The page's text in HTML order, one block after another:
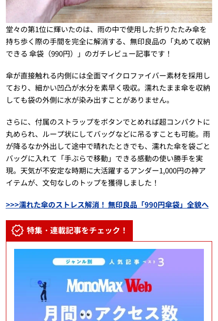
堂々の第1位に輝いたのは、雨の中で使用した折りたたみ傘を
持ち歩く際の手間を完全に解消する、無印良品の「丸めて収納
できる 傘袋（990円）」のガチレビュー記事です！
傘が直接触れる内側には全面マイクロファイバー素材を採用し
ており、細かい凹凸が水分を素早く吸収。濡れたまま傘を収納
しても袋の外側に水が染み出すことがありません。
さらに、付属のストラップをボタンでとめれば超コンパクトに
丸められ、ループ状にしてバッグなどに吊るすことも可能。雨
が降るなか外出して途中で晴れたときでも、濡れた傘を袋ごと
バッグに入れて「手ぶらで移動」できる感動の使い勝手を実
現。天気が不安定な時期に大活躍するアンダー1,000円の神ア
イテムが、文句なしのトップを獲得しました！
>>>濡れた傘のストレス解消！ 無印良品「990円傘袋」全貌へ
特集・連載記事をチェック！